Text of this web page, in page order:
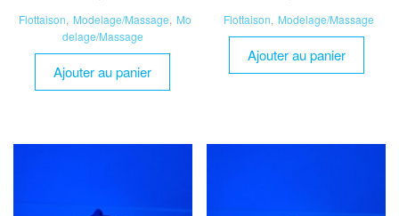
Flottaison, Modelage/Massage, Mo
delage/Massage
Ajouter au panier
Flottaison, Modelage/Massage
Ajouter au panier